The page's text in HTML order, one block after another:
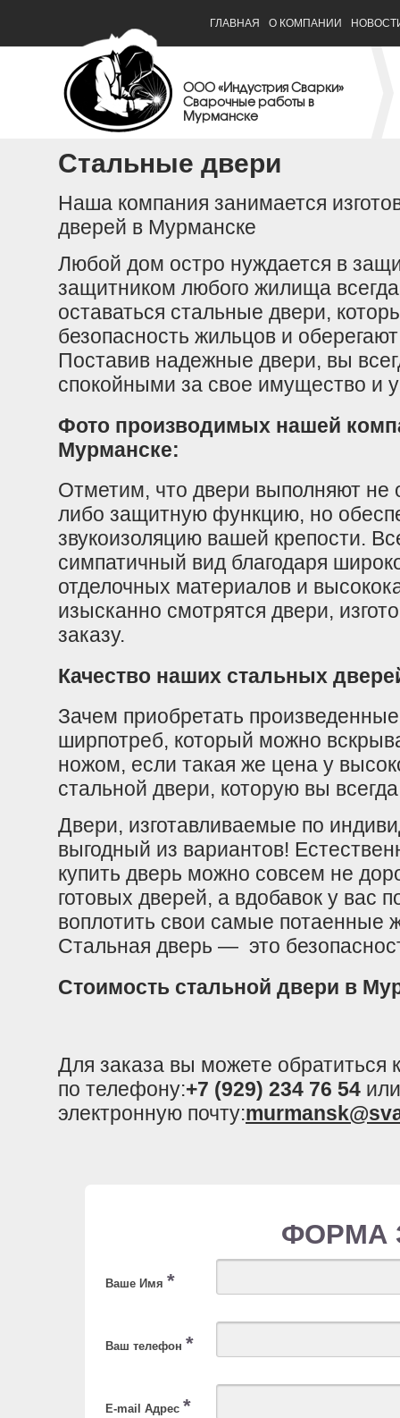
ГЛАВНАЯ О КОМПАНИИ
ООО «Индустрия Сварки»
Сварочные работы в
Мурманске
Стальные двери
Наша компания занимается
дверей в Мурманске
Любой дом остро нуждается в
защитником любого жилища
оставаться стальные двери,
безопасность жильцов и
Поставив надежные двери, вы
спокойными за свое имущество и
Фото производимых нашей
Мурманске:
Отметим, что двери выполняют не
либо защитную функцию, но
звукоизоляцию вашей крепости.
симпатичный вид благодаря
отделочных материалов и
изысканно смотрятся двери,
заказу.
Качество наших стальных
Зачем приобретать
ширпотреб, который можно
ножом, если такая же цена у
стальной двери, которую вы
Двери, изготавливаемые по
выгодный из вариантов!
купить дверь можно совсем не
готовых дверей, а вдобавок у вас
воплотить свои самые потаенные
Стальная дверь — это
Стоимость стальной двери в
Для заказа вы можете
по телефону:+7 (929) 234 76 54
электронную почту:
ФОРМА
Ваше Имя *
Ваш телефон *
E-mail Адрес *